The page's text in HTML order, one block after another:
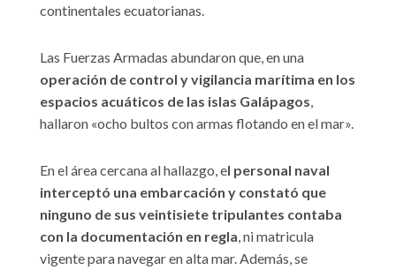
continentales ecuatorianas.
Las Fuerzas Armadas abundaron que, en una
operación de control y vigilancia marítima en los
espacios acuáticos de las islas Galápagos
hallaron «ocho bultos con armas flotando en el mar».
En el área cercana al hallazgo, el personal naval
interceptó una embarcación y constató que
ninguno de sus veintisiete tripulantes contaba
con la documentación en regla , ni matricula
vigente para navegar en alta mar. Además, se